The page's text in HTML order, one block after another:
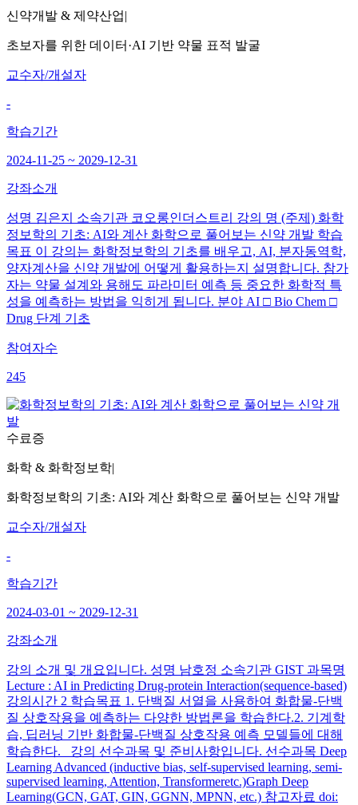
신약개발 & 제약산업|
초보자를 위한 데이터·AI 기반 약물 표적 발굴
교수자/개설자
-
학습기간
2024-11-25 ~ 2029-12-31
강좌소개
성명 김은지 소속기관 코오롱인더스트리 강의 명 (주제) 화학
정보학의 기초: AI와 계산 화학으로 풀어보는 신약 개발 학습
목표 이 강의는 화학정보학의 기초를 배우고, AI, 분자동역학,
양자계산을 신약 개발에 어떻게 활용하는지 설명합니다. 참가
자는 약물 설계와 용해도 파라미터 예측 등 중요한 화학적 특
성을 예측하는 방법을 익히게 됩니다. 분야 AI □ Bio Chem □
Drug 단계 기초
참여자수
245
수료증
화학 & 화학정보학|
화학정보학의 기초: AI와 계산 화학으로 풀어보는 신약 개발
교수자/개설자
-
학습기간
2024-03-01 ~ 2029-12-31
강좌소개
강의 소개 및 개요입니다. 성명 남호정 소속기관 GIST 과목명
Lecture : AI in Predicting Drug-protein Interaction(sequence-based)
강의시간 2 학습목표 1. 단백질 서열을 사용하여 화합물-단백
질 상호작용을 예측하는 다양한 방법론을 학습한다.2. 기계학
습, 딥러닝 기반 화합물-단백질 상호작용 예측 모델들에 대해
학습한다. 강의 선수과목 및 준비사항입니다. 선수과목 Deep
Learning Advanced (inductive bias, self-supervised learning, semi-
supervised learning, Attention, Transformeretc.)Graph Deep
Learning(GCN, GAT, GIN, GGNN, MPNN, etc.) 참고자료 doi: